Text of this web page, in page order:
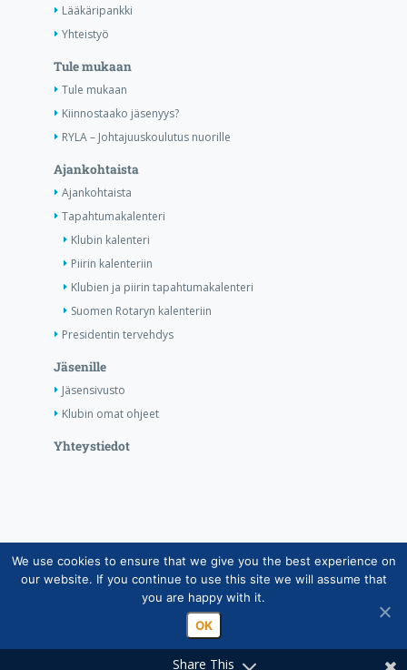
Lääkäripankki
Yhteistyö
Tule mukaan
Tule mukaan
Kiinnostaako jäsenyys?
RYLA – Johtajuuskoulutus nuorille
Ajankohtaista
Ajankohtaista
Tapahtumakalenteri
Klubin kalenteri
Piirin kalenteriin
Klubien ja piirin tapahtumakalenteri
Suomen Rotaryn kalenteriin
Presidentin tervehdys
Jäsenille
Jäsensivusto
Klubin omat ohjeet
Yhteystiedot
Copyright © Suomen Rotarypalvelu ry 2026 |
Jäsentietojärjestelmän tietosuojaseloste| Henkilötietojen
käsittely Rotarytoiminnassa
Share This
We use cookies to ensure that we give you the best experience on
our website. If you continue to use this site we will assume that
you are happy with it.
OK